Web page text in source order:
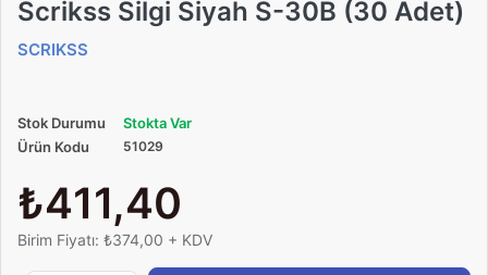
Scrikss Silgi Siyah S-30B (30 Adet)
SCRIKSS
Stok Durumu
Stokta Var
Ürün Kodu
51029
₺411,40
Birim Fiyatı: ₺374,00 + KDV